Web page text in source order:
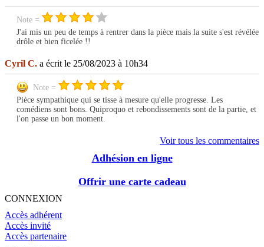
Note =
J'ai mis un peu de temps à rentrer dans la pièce mais la suite s'est révélée
drôle et bien ficelée !!
Cyril C. a écrit le 25/08/2023 à 10h34
Note =
Pièce sympathique qui se tisse à mesure qu'elle progresse. Les
comédiens sont bons. Quiproquo et rebondissements sont de la partie, et
l'on passe un bon moment.
Voir tous les commentaires
Adhésion en ligne
Offrir une carte cadeau
CONNEXION
Accès adhérent
Accès invité
Accès partenaire